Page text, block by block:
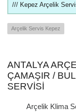
/// Kepez Arçelik
Arçelik Servis Kepez
ANTALYA
ÇAMAŞIR /
SERVISI
Arçelik Klima